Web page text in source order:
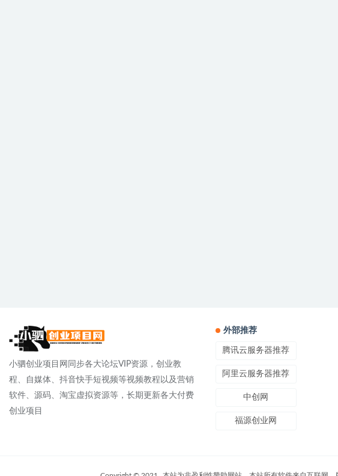
小驷创业项目网同步各大论坛VIP资源，创业教
程、自媒体、抖音快手短视频等视频教程以及营销
软件、源码、淘宝虚拟资源等，长期更新各大付费
创业项目
外部推荐
腾讯云服务器推荐
阿里云服务器推荐
中创网
福源创业网